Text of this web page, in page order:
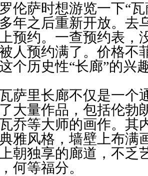
伦萨时想游览一下“
年之后重新开放。去
预约。一查预约表，
人预约满了。价格不
个历史性“长廊”的兴
萨里长廊不仅是一个
大量作品，包括伦勃
乔等大师的画作。其
雅风格，墙壁上布满
朝独享的廊道，不乏
何等福分。